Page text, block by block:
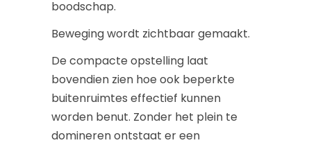
boodschap.
Beweging wordt zichtbaar gemaakt.
De compacte opstelling laat
bovendien zien hoe ook beperkte
buitenruimtes effectief kunnen
worden benut. Zonder het plein te
domineren ontstaat er een